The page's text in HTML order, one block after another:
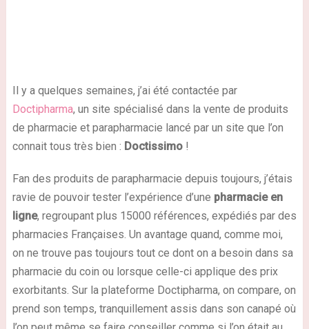
Il y a quelques semaines, j’ai été contactée par
Doctipharma, un site spécialisé dans la vente de produits
de pharmacie et parapharmacie lancé par un site que l’on
connait tous très bien : Doctissimo!
Fan des produits de parapharmacie depuis toujours, j’étais
ravie de pouvoir tester l’expérience d’une pharmacie en
ligne, regroupant plus 15000 références, expédiés par des
pharmacies Françaises. Un avantage quand, comme moi,
on ne trouve pas toujours tout ce dont on a besoin dans sa
pharmacie du coin ou lorsque celle-ci applique des prix
exorbitants. Sur la plateforme Doctipharma, on compare, on
prend son temps, tranquillement assis dans son canapé où